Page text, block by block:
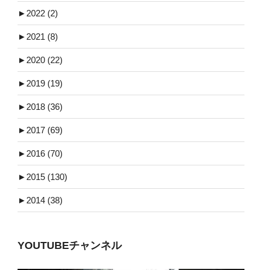
► 2022 (2)
► 2021 (8)
► 2020 (22)
► 2019 (19)
► 2018 (36)
► 2017 (69)
► 2016 (70)
► 2015 (130)
► 2014 (38)
YOUTUBEチャンネル